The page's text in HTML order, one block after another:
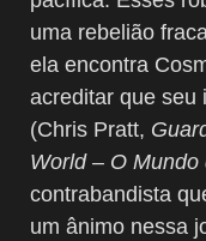
uma rebelião
ela encontra
acreditar que seu
(Chris Pratt,
World – O
contrabandista
um ânimo nessa